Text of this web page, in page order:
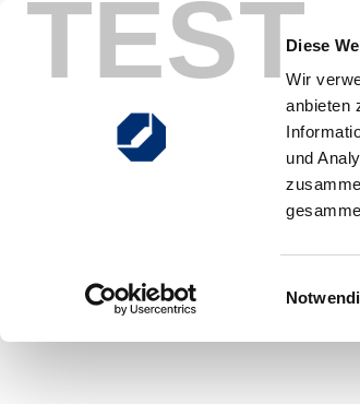
TESTDiese
Wir
anbieten
und
Zum Inhalt springen
Hauptnavigation
Ausbildung Studium